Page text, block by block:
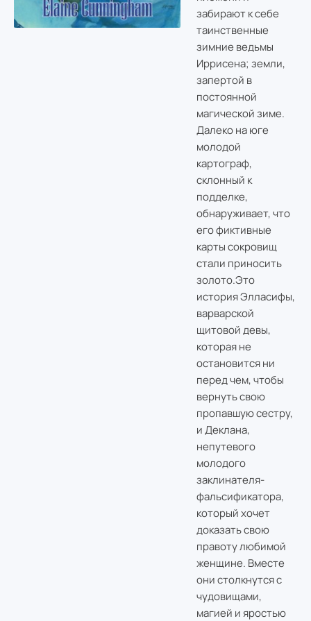
забирают к себе
таинственные
зимние ведьмы
Иррисена; земли,
запертой в
постоянной
магической зиме.
Далеко на юге
молодой
картограф,
склонный к
подделке,
обнаруживает, что
его фиктивные
карты сокровищ
стали приносить
золото.Это
история Элласифы,
варварской
щитовой девы,
которая не
остановится ни
перед чем, чтобы
вернуть свою
пропавшую сестру,
и Деклана,
непутевого
молодого
заклинателя-
фальсификатора,
который хочет
доказать свою
правоту любимой
женщине. Вместе
они столкнутся с
чудовищами,
магией и яростью